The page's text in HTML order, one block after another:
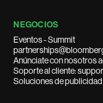
NEGOCIOS
Eventos - Summit
Anúnciate con nosotros
Soporte al cliente:
Soluciones de publicidad